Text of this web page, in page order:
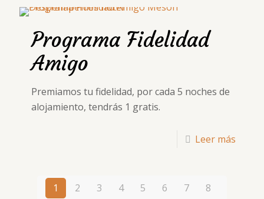
Programa Fidelidad
Amigo
Premiamos tu fidelidad, por cada 5 noches de
alojamiento, tendrás 1 gratis.
Leer más
1 2 3 4 5 6 7
8